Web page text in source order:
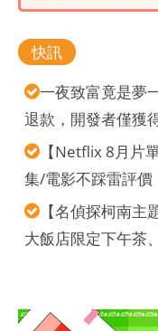
快訊
一夜致富竟是夢
退款，開發者僅獲
【Netflix 8月片
集/電影不踩雷評價
【名偵探柯南
大飯店限定下午茶